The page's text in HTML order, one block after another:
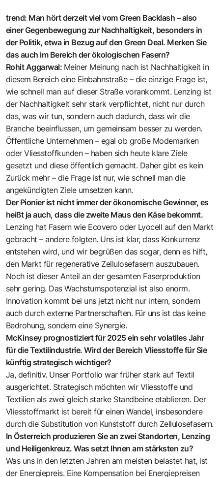
trend: Man hört derzeit viel vom Green Backlash – also
einer Gegenbewegung zur Nachhaltigkeit, besonders in
der Politik, etwa in Bezug auf den Green Deal. Merken Sie
das auch im Bereich der ökologischen Fasern?
Rohit Aggarwal: Meiner Meinung nach ist Nachhaltigkeit in
diesem Bereich eine Einbahnstraße – die einzige Frage ist,
wie schnell man auf dieser Straße vorankommt. Lenzing ist
der Nachhaltigkeit sehr stark verpflichtet, nicht nur durch
das, was wir tun, sondern auch dadurch, dass wir die
Branche beeinflussen, um gemeinsam besser zu werden.
Öffentliche Unternehmen – egal ob große Modemarken
oder Vliesstoffkunden – haben sich heute klare Ziele
gesetzt und diese öffentlich gemacht. Daher gibt es kein
Zurück mehr – die Frage ist nur, wie schnell man die
angekündigten Ziele umsetzen kann.
Der Pionier ist nicht immer der ökonomische Gewinner, es
heißt ja auch, dass die zweite Maus den Käse bekommt.
Lenzing hat Fasern wie Ecovero oder Lyocell auf den Markt
gebracht – andere folgten. Uns ist klar, dass Konkurrenz
entstehen wird, und wir begrüßen das sogar, denn es hilft,
den Markt für regenerative Zellulosefasern auszubauen.
Noch ist dieser Anteil an der gesamten Faserproduktion
sehr gering. Das Wachstumspotenzial ist also enorm.
Innovation kommt bei uns jetzt nicht nur intern, sondern
auch durch externe Partnerschaften. Für uns ist das keine
Bedrohung, sondern eine Synergie.
McKinsey prognostiziert für 2025 ein sehr volatiles Jahr
für die Textilindustrie. Wird der Bereich Vliesstoffe für Sie
künftig strategisch wichtiger?
Ja, definitiv. Unser Portfolio war früher stark auf Textil
ausgerichtet. Strategisch möchten wir Vliesstoffe und
Textilien als zwei gleich starke Standbeine etablieren. Der
Vliesstoffmarkt ist bereit für einen Wandel, insbesondere
durch die Substitution von Kunststoff durch Zellulosefasern.
In Österreich produzieren Sie an zwei Standorten, Lenzing
und Heiligenkreuz. Was setzt Ihnen am stärksten zu?
Was uns in den letzten Jahren am meisten belastet hat, ist
der Energiepreis. Eine Kompensation bei Energiepreisen